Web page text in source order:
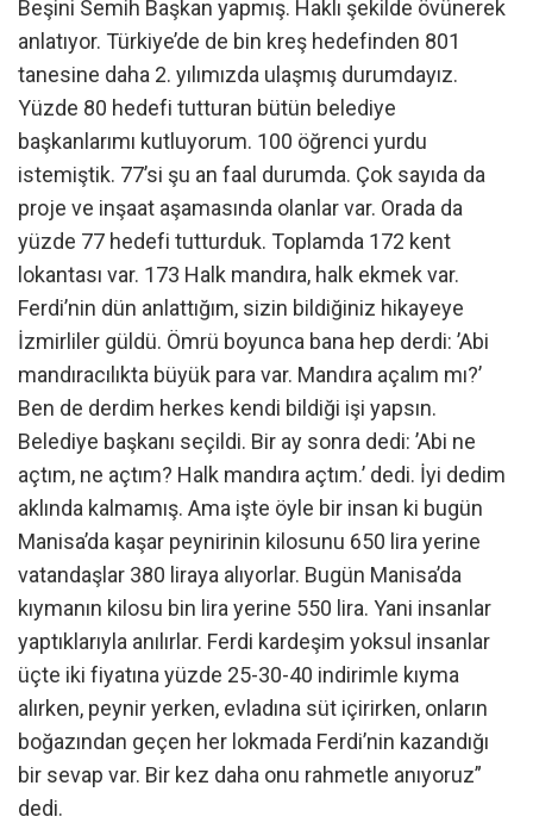
Beşini Semih Başkan yapmış. Haklı şekilde övünerek
anlatıyor. Türkiye’de de bin kreş hedefinden 801
tanesine daha 2. yılımızda ulaşmış durumdayız.
Yüzde 80 hedefi tutturan bütün belediye
başkanlarımı kutluyorum. 100 öğrenci yurdu
istemiştik. 77’si şu an faal durumda. Çok sayıda da
proje ve inşaat aşamasında olanlar var. Orada da
yüzde 77 hedefi tutturduk. Toplamda 172 kent
lokantası var. 173 Halk mandıra, halk ekmek var.
Ferdi’nin dün anlattığım, sizin bildiğiniz hikayeye
İzmirliler güldü. Ömrü boyunca bana hep derdi: ’Abi
mandıracılıkta büyük para var. Mandıra açalım mı?’
Ben de derdim herkes kendi bildiği işi yapsın.
Belediye başkanı seçildi. Bir ay sonra dedi: ’Abi ne
açtım, ne açtım? Halk mandıra açtım.’ dedi. İyi dedim
aklında kalmamış. Ama işte öyle bir insan ki bugün
Manisa’da kaşar peynirinin kilosunu 650 lira yerine
vatandaşlar 380 liraya alıyorlar. Bugün Manisa’da
kıymanın kilosu bin lira yerine 550 lira. Yani insanlar
yaptıklarıyla anılırlar. Ferdi kardeşim yoksul insanlar
üçte iki fiyatına yüzde 25-30-40 indirimle kıyma
alırken, peynir yerken, evladına süt içirirken, onların
boğazından geçen her lokmada Ferdi’nin kazandığı
bir sevap var. Bir kez daha onu rahmetle anıyoruz”
dedi.